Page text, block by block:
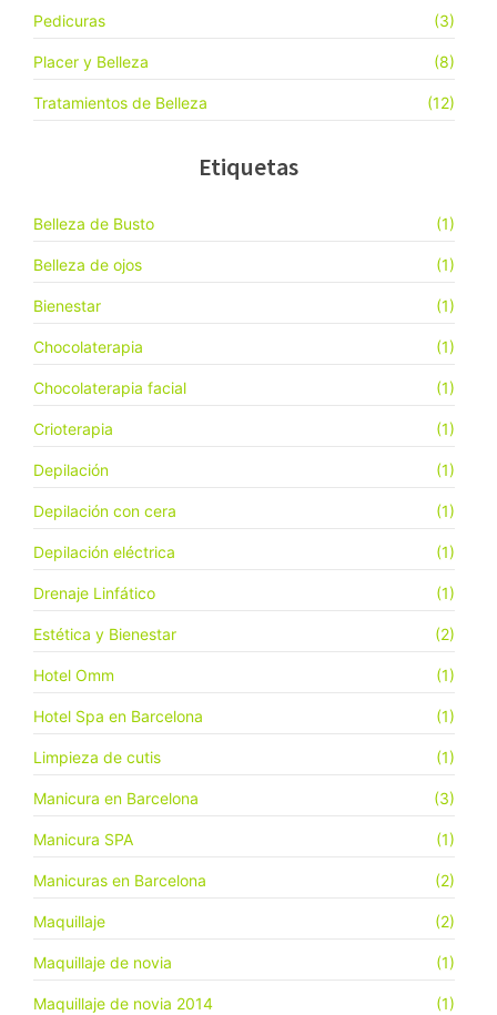
Pedicuras (3)
Placer y Belleza (8)
Tratamientos de Belleza (12)
Etiquetas
Belleza de Busto (1)
Belleza de ojos (1)
Bienestar (1)
Chocolaterapia (1)
Chocolaterapia facial (1)
Crioterapia (1)
Depilación (1)
Depilación con cera (1)
Depilación eléctrica (1)
Drenaje Linfático (1)
Estética y Bienestar (2)
Hotel Omm (1)
Hotel Spa en Barcelona (1)
Limpieza de cutis (1)
Manicura en Barcelona (3)
Manicura SPA (1)
Manicuras en Barcelona (2)
Maquillaje (2)
Maquillaje de novia (1)
Maquillaje de novia 2014 (1)